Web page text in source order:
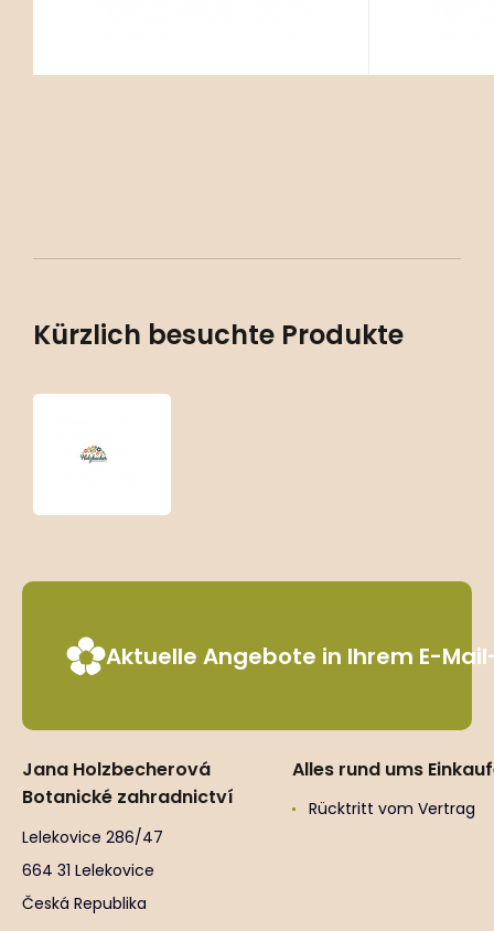
Kürzlich besuchte Produkte
Aktuelle Angebote in Ihrem E-
Jana Holzbecherová
Botanické zahradnictví
Lelekovice 286/47
664 31 Lelekovice
Česká Republika
Alles rund ums
Rücktritt vom Vertrag